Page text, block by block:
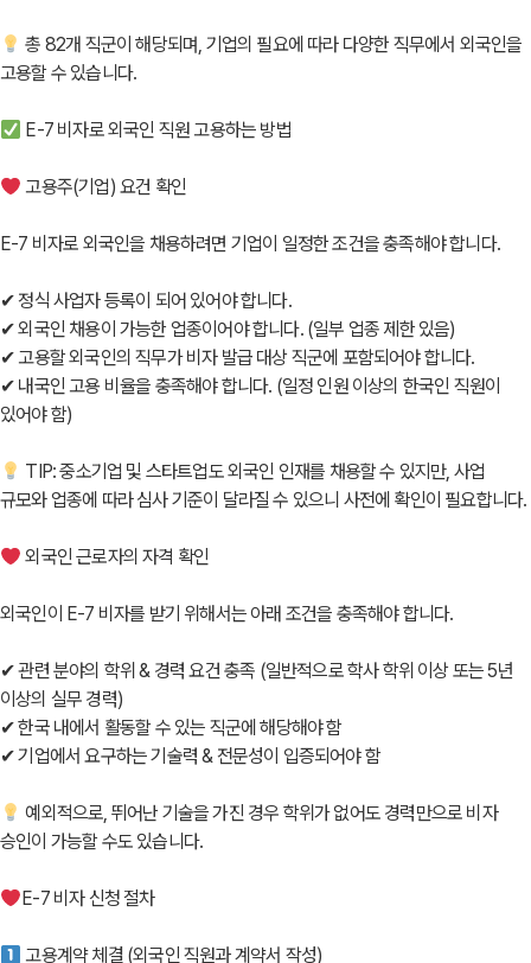
총 82개 직군이 해당되며, 기업의 필요에 따라 다양한 직무에서 외국인을
고용할 수 있습니다.
E-7 비자로 외국인 직원 고용하는 방법
고용주(기업) 요건 확인
E-7 비자로 외국인을 채용하려면 기업이 일정한 조건을 충족해야 합니다.
✔ 정식 사업자 등록이 되어 있어야 합니다.
✔ 외국인 채용이 가능한 업종이어야 합니다. (일부 업종 제한 있음)
✔ 고용할 외국인의 직무가 비자 발급 대상 직군에 포함되어야 합니다.
✔ 내국인 고용 비율을 충족해야 합니다. (일정 인원 이상의 한국인 직원이
있어야 함)
TIP: 중소기업 및 스타트업도 외국인 인재를 채용할 수 있지만, 사업
규모와 업종에 따라 심사 기준이 달라질 수 있으니 사전에 확인이 필요합니다.
외국인 근로자의 자격 확인
외국인이 E-7 비자를 받기 위해서는 아래 조건을 충족해야 합니다.
✔ 관련 분야의 학위 & 경력 요건 충족 (일반적으로 학사 학위 이상 또는 5년
이상의 실무 경력)
✔ 한국 내에서 활동할 수 있는 직군에 해당해야 함
✔ 기업에서 요구하는 기술력 & 전문성이 입증되어야 함
예외적으로, 뛰어난 기술을 가진 경우 학위가 없어도 경력만으로 비자
승인이 가능할 수도 있습니다.
E-7 비자 신청 절차
고용계약 체결 (외국인 직원과 계약서 작성)